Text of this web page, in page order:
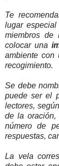
Te
lugar
miembros
colocar una
ambiente con
recogimiento.
Se debe
puede ser el
lectores,
de la oración,
número de
respuestas,
La vela